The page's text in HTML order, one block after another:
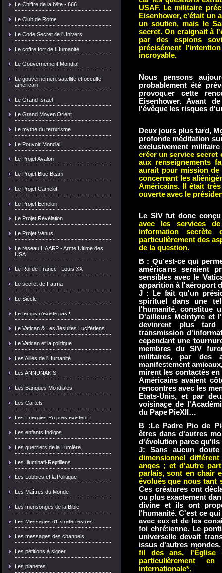
Le Chiffre de la bête - 666
Le Club de Rome
Le Code Secret de l'Univers
Le coffre fort de l'Humanité
Le Gouvernement Mondial
Le gouvernement satellite et occulte
américain
Le Grand Israël
Le Grand Moyen Orient
Le mythe du terrorisme
Le Pouvoir Mondial
Le Projet Avalon
Le Projet Blue Beam
Le Projet Camelot
Le Projet Echelon
Le Projet Révélation
Le Projet Vénus
Le réseau HAARP - Arme Ultime des
USA
Le Roi de France - Louis XX
Le secret de Fatima
Le Siècle
Le temps n'existe pas !
Le Vatican & Les Jésuites Lucifériens
Le Vatican et la politique
Les Alliés de l'Humanité
Les ANNUNAKIS
Les Banques Mondiales
Les Cartels
Les Energies Propres existent !
Les enfants Indigos
Les guerriers de la Lumière
Les Illuminati-Reptiliens
Les Lobbies et la Politique
Les Maîtres du Monde
Les mensonges de la Bible
Les Messages d'Extraterrestres
Les messages des channels
Les pétitions à signer
Les planètes
USAF. Le militaire
Eisenhower, c'était un
un soutien, mais le
secret. On craignait à
par des espions
précisément
incroyable.
Nous pensons
probablement été
provoquer cette
Eisenhower. Avant
l'évêque les risques
Deux jours plus tard,
profonde méditation
exclusivement
créer un service secret
aux renseignements
aurait pour mission
concernant les
Américains. Il était
ouverte avec le
Le SIV fut donc
avec les services de
information secrète
particulièrement des
de la question.
B : Qu'est-ce qui
américains seraient
sensibles avec le
apparition à l'aéroport
J : Le fait qu'un
spirituel dans une
l'humanité, constitue
D'ailleurs Mclntyre et
devinrent plus tard
transmission
cependant une
membres du SIV
militaires, par des
manifestement
mirent les contactés
Américains avaient
rencontres avec les
Etats-Unis, et par
voisinage de
du Pape PieXII…
B :Le Padre Pio de
êtres dans d'autres
d'évolution parce qu'ils
J: Sans aucun
dimensionnel
anges ; et d'autre
parlais, sont en chair
évolués que nous tant
Ces créatures ont
ou plus exactement
divine et ils ont
l'humanité. C'est ce
avec eux et de les
foi chrétienne. Le
universelle devait
issus d'autres mondes.
fil des ans, l'Église
particulièrement
internationale*.